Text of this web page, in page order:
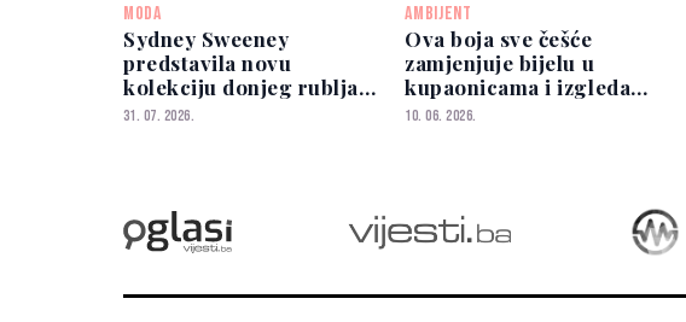
MODA
Sydney Sweeney
predstavila novu
kolekciju donjeg rublja
uz poznatu manekenku
31. 07. 2026.
AMBIJENT
Ova boja sve češće
zamjenjuje bijelu u
kupaonicama i izgleda
nevjerovatno elegantno
10. 06. 2026.